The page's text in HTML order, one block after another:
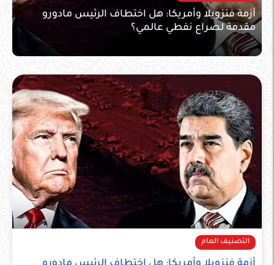
أزمة فنزويلا وأمريكا: هل اختطاف الرئيس مادورو
مقدمة لصراع نفطي عالمي؟
التصنيف العام